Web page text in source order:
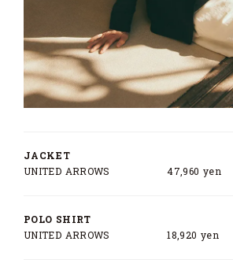
JACKET
UNITED ARROWS
47,960 yen
POLO SHIRT
UNITED ARROWS
18,920 yen